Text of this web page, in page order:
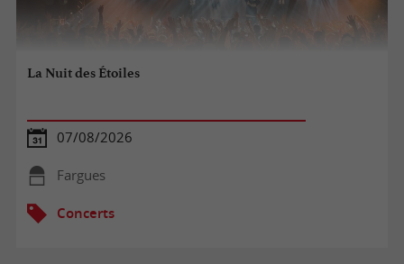
La Nuit des Étoiles
07/08/2026
Fargues
Concerts